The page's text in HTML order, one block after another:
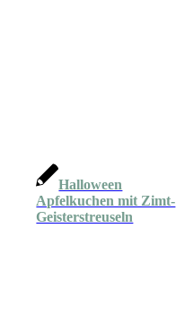
Halloween
Apfelkuchen mit Zimt-
Geisterstreuseln